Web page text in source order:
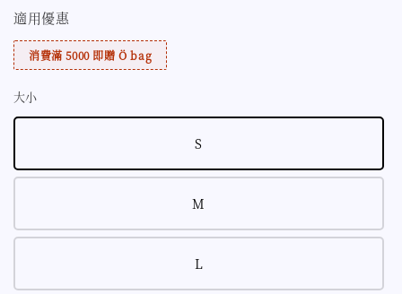
適用優惠
消費滿 5000 即贈 Ö bag
大小
S
M
L